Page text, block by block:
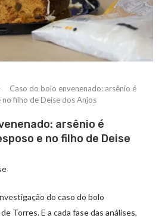
Caso do bolo envenenado: arsênio é
filho de Deise dos Anjos
arsênio é
e no filho de Deise
do caso do bolo
Torres. E a cada fase das análises,